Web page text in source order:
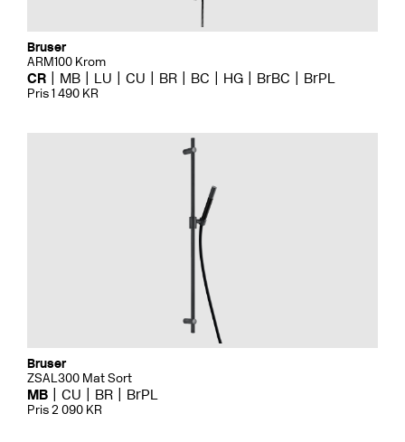
Bruser
ARM100 Krom
CR MB LU CU BR BC HG BrBC BrPL
Pris 1 490 KR
Bruser
ZSAL300 Mat Sort
MB CU BR BrPL
Pris 2 090 KR